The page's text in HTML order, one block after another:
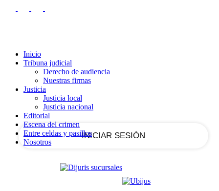
Inicio
Tribuna judicial
Derecho de audiencia
Nuestras firmas
Justicia
Justicia local
Justicia nacional
Editorial
Escena del crimen
Entre celdas y pasillos
Nosotros
tu contraseña